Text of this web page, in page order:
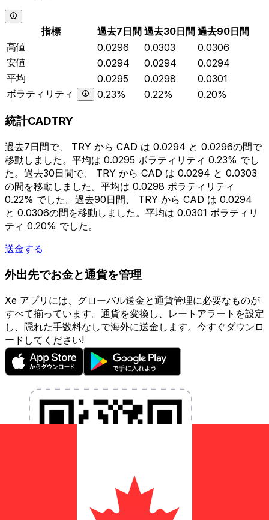
指標 過去7日間 過去30日間 過去90日間
高値
0.0296 0.0303
0.0306
安値
0.0294 0.0294
0.0294
平均
0.0295 0.0298
0.0301
ボラティリティ
0.23% 0.22% 0.20%
統計CADTRY
過去7日間で、 TRY から CAD は 0.0294 と 0.0296の間で
移動しました。平均は 0.0295 ボラティリティ 0.23% でし
た。過去30日間で、 TRY から CAD は 0.0294 と 0.0303
の間を移動しました。平均は 0.0298 ボラティリティ
0.22% でした。過去90日間、 TRY から CAD は 0.0294
と 0.0306の間を移動しました。平均は 0.0301 ボラティリ
ティ 0.20% でした。
送金する
外出先でお金と通貨を管理
Xe アプリには、グローバル送金と通貨管理に必要なものが
すべて揃っています。通貨を変換し、レートアラートを設定
し、隠れた手数料なしで海外に送金します。今すぐダウンロ
ードしてください!